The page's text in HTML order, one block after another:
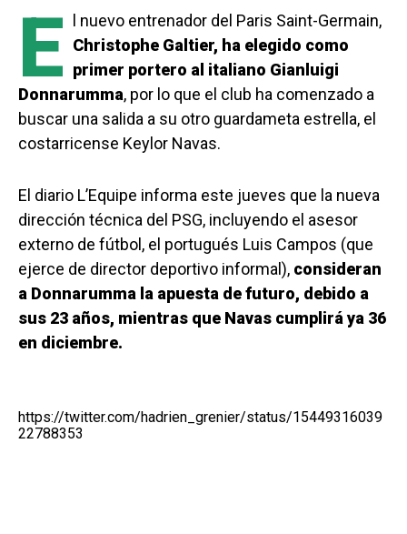
E
l nuevo entrenador del Paris Saint-Germain,
Christophe Galtier, ha elegido como
primer portero al italiano Gianluigi
Donnarumma, por lo que el club ha comenzado a
buscar una salida a su otro guardameta estrella, el
costarricense Keylor Navas.
El diario L’Equipe informa este jueves que la nueva
dirección técnica del PSG, incluyendo el asesor
externo de fútbol, el portugués Luis Campos (que
ejerce de director deportivo informal), consideran
a Donnarumma la apuesta de futuro, debido a
sus 23 años, mientras que Navas cumplirá ya 36
en diciembre.
https://twitter.com/hadrien_grenier/status/15449316039
22788353